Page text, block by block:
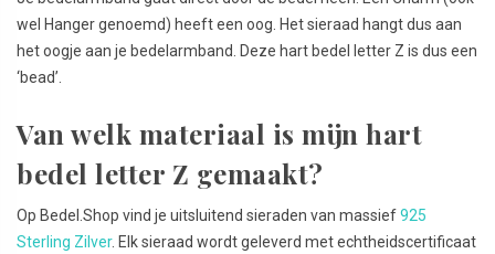
wel Hanger genoemd) heeft een oog. Het sieraad hangt dus aan
het oogje aan je bedelarmband. Deze hart bedel letter Z is dus een
‘bead’.
Van welk materiaal is mijn hart
bedel letter Z gemaakt?
Op Bedel.Shop vind je uitsluitend sieraden van massief925
Sterling Zilver. Elk sieraad wordt geleverd met echtheidscertificaat